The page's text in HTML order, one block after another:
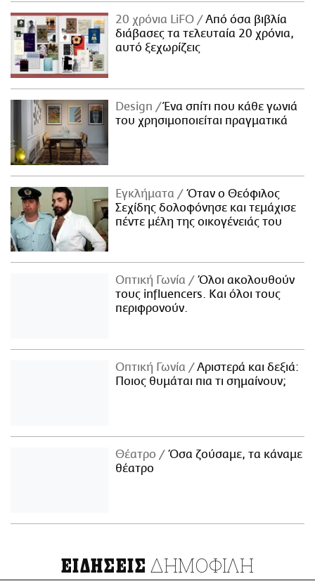
20 χρόνια LiFO
Από όσα βιβλία
διάβασες τα τελευταία 20 χρόνια,
αυτό ξεχωρίζεις
Design
Ένα σπίτι που κάθε γωνιά
του χρησιμοποιείται πραγματικά
Εγκλήματα
Όταν ο Θεόφιλος
Σεχίδης δολοφόνησε και τεμάχισε
πέντε μέλη της οικογένειάς του
Οπτική Γωνία
Όλοι ακολουθούν
τους influencers. Και όλοι τους
περιφρονούν.
Οπτική Γωνία
Αριστερά και δεξιά:
Ποιος θυμάται πια τι σημαίνουν;
Θέατρο
Όσα ζούσαμε, τα κάναμε
θέατρο
ΕΙΔΗΣΕΙΣ ΔΗΜΟΦΙΛΗ